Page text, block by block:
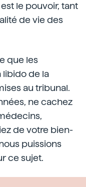
le pouvoir, tant
de vie des
que les
de la
au tribunal.
ne cachez
de votre bien-
puissions
ce sujet.